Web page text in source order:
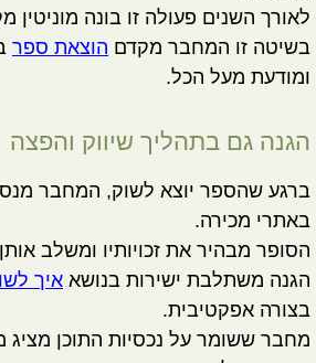
לאורך השנים פעולה זו בונה מוניטין
בשיטה זו המחבר מקדם הוצאת ספר
ומודעת מעל הכל.
הגנה גם בתהליך שיווק והפצה
ברגע שהספר יוצא לשוק, המחבר
באתרי מכירה.
הסופר מבהיר את זכויותיו ומשלב
הגנה משתלבת ישירות בנושא איך
בצורה אפקטיבית.
מחבר ששומר על נכסיות התוכן מציג